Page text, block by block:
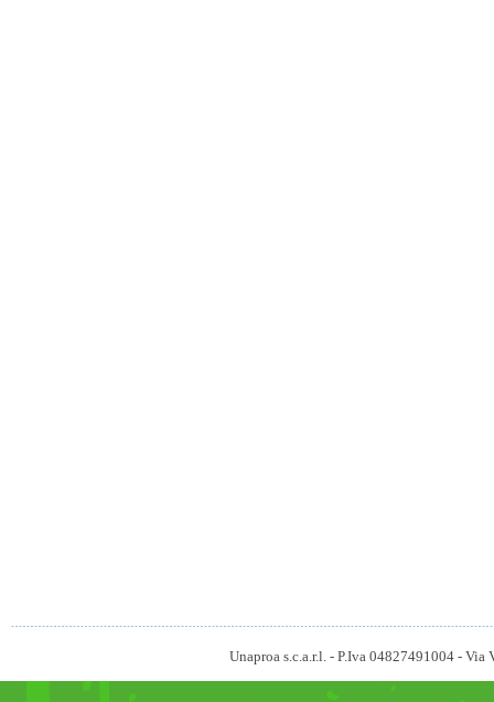
Unaproa s.c.a.r.l. - P.Iva 04827491004 -